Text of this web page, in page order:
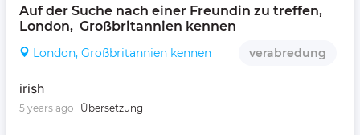
Auf der Suche nach einer Freundin zu treffen,
London,  Großbritannien kennen
London, Großbritannien kennen verabredung
irish
5 years ago Übersetzung